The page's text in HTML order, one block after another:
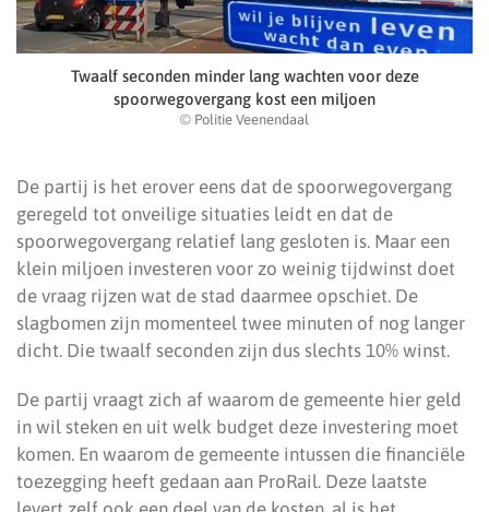
Twaalf seconden minder lang wachten voor deze
spoorwegovergang kost een miljoen
© Politie Veenendaal
De partij is het erover eens dat de spoorwegovergang
geregeld tot onveilige situaties leidt en dat de
spoorwegovergang relatief lang gesloten is. Maar een
klein miljoen investeren voor zo weinig tijdwinst doet
de vraag rijzen wat de stad daarmee opschiet. De
slagbomen zijn momenteel twee minuten of nog langer
dicht. Die twaalf seconden zijn dus slechts 10% winst.
De partij vraagt zich af waarom de gemeente hier geld
in wil steken en uit welk budget deze investering moet
komen. En waarom de gemeente intussen die financiële
toezegging heeft gedaan aan ProRail. Deze laatste